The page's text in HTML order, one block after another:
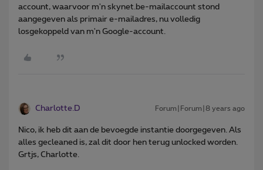
account, waarvoor m'n skynet.be-mailaccount stond
aangegeven als primair e-mailadres, nu volledig
losgekoppeld van m'n Google-account.
Charlotte.D Forum|Forum|8 years ago
Nico, ik heb dit aan de bevoegde instantie doorgegeven. Als
alles gecleaned is, zal dit door hen terug unlocked worden.
Grtjs, Charlotte.